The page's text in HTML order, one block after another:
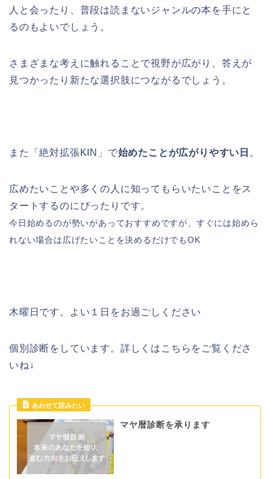
人と会ったり、普段は読まないジャンルの本を手にと
るのもよいでしょう。
さまざまな考えに触れることで視野が広がり、答えが
見つかったり新たな選択肢につながるでしょう。
また「絶対拡張KIN」で始めたことが広がりやすい日 。
広めたいことや多くの人に知ってもらいたいことをス
タートするのにぴったりです。
今日始めるのが勢いがあっておすすめですが、すぐには始めら
れない場合は広げたいことを決めるだけでもOK
木曜日です。よい１日をお過ごしください
個別診断をしています。詳しくはこちらをご覧くださ
いね↓
マヤ暦診断を承ります